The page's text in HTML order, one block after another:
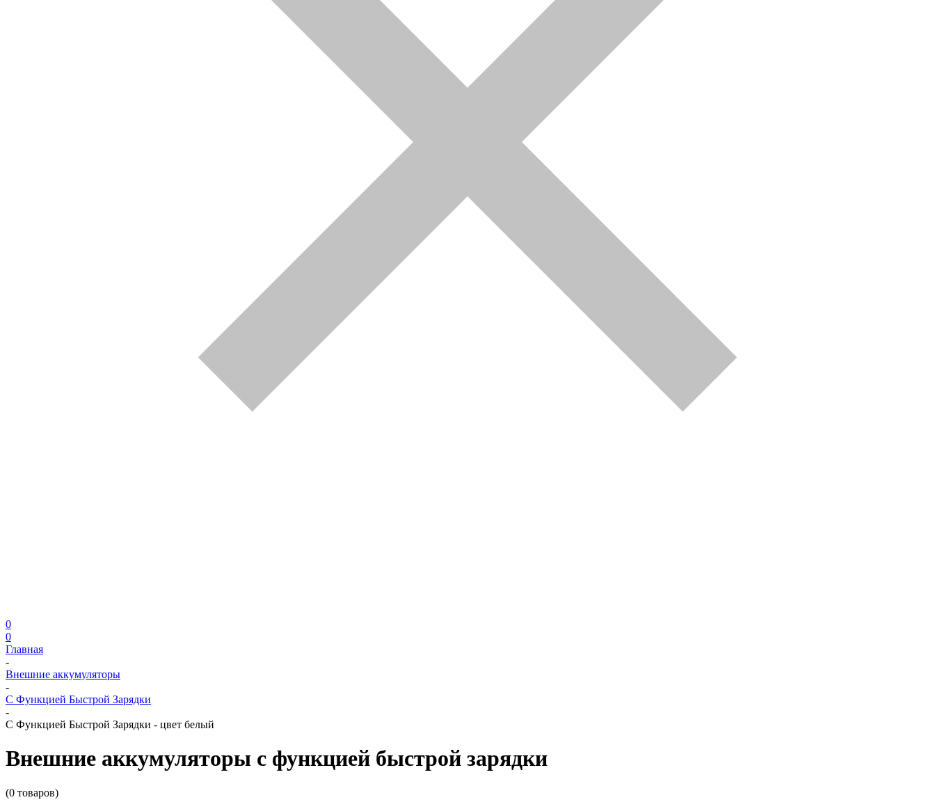
0
0
Главная
-
Внешние аккумуляторы
-
С Функцией Быстрой Зарядки
-
С Функцией Быстрой Зарядки - цвет белый
Внешние аккумуляторы с функцией быстрой зарядки
(0 товаров)